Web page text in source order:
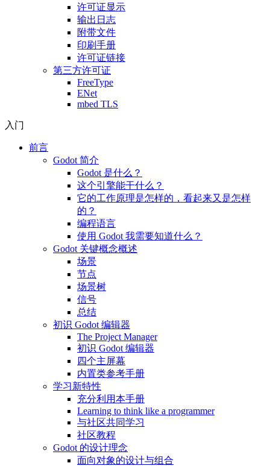
许可证显示
输出日志
附带文件
印刷手册
许可证链接
第三方许可证
FreeType
ENet
mbed TLS
入门
前言
Godot 简介
Godot 是什么？
这个引擎能干什么？
它的工作原理是怎样的，看起来又是怎样
的？
编程语言
使用 Godot 我需要知道什么？
Godot 关键概念概述
场景
节点
场景树
信号
总结
初识 Godot 编辑器
The Project Manager
初识 Godot 编辑器
四个主屏幕
内置类参考手册
学习新特性
充分利用本手册
Learning to think like a programmer
与社区共同学习
社区教程
Godot 的设计理念
面向对象的设计与组合